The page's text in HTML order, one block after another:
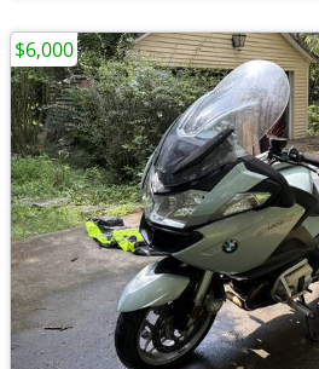
$6,000